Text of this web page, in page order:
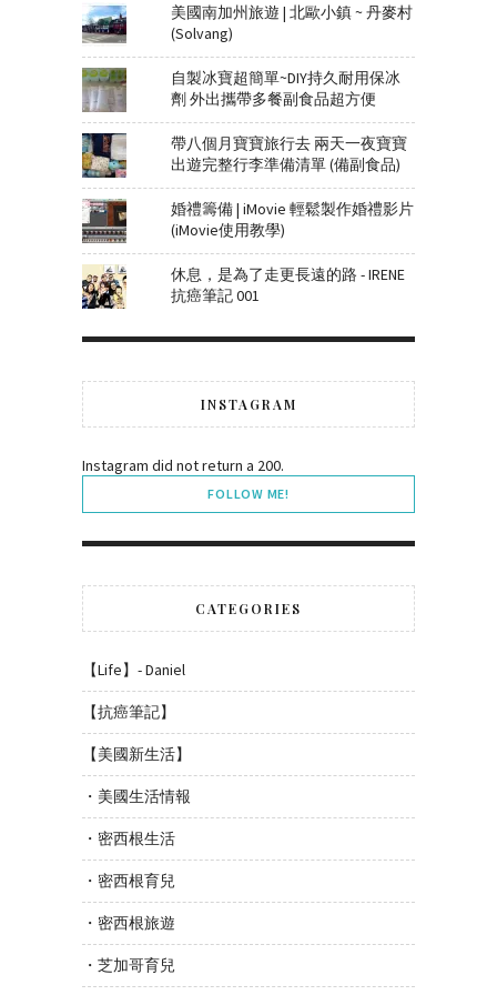
美國南加州旅遊 | 北歐小鎮 ~ 丹麥村
(Solvang)
自製冰寶超簡單~DIY持久耐用保冰
劑 外出攜帶多餐副食品超方便
帶八個月寶寶旅行去 兩天一夜寶寶
出遊完整行李準備清單 (備副食品)
婚禮籌備 | iMovie 輕鬆製作婚禮影片
(iMovie使用教學)
休息，是為了走更長遠的路 - IRENE
抗癌筆記 001
INSTAGRAM
Instagram did not return a 200.
FOLLOW ME!
CATEGORIES
【Life】- Daniel
【抗癌筆記】
【美國新生活】
・美國生活情報
・密西根生活
・密西根育兒
・密西根旅遊
・芝加哥育兒